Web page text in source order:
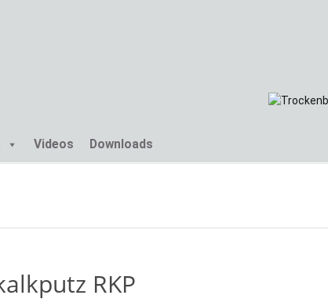
Videos Downloads
RKP